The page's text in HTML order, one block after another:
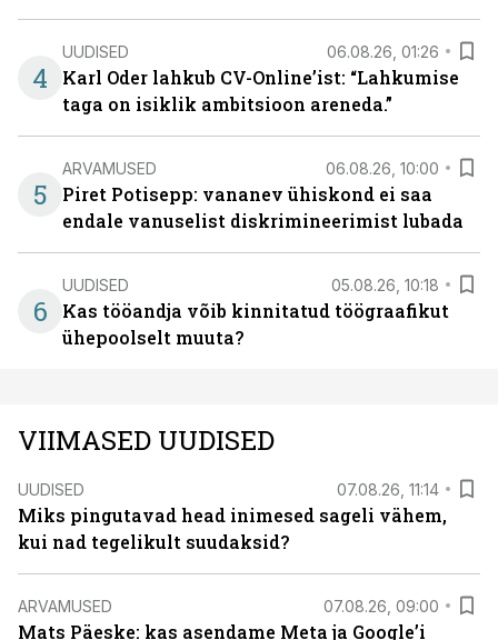
4
UUDISED 06.08.26, 01:26
Karl Oder lahkub CV-Online’ist: “Lahkumise
taga on isiklik ambitsioon areneda.”
5
ARVAMUSED 06.08.26, 10:00
Piret Potisepp: vananev ühiskond ei saa
endale vanuselist diskrimineerimist lubada
6
UUDISED 05.08.26, 10:18
Kas tööandja võib kinnitatud töögraafikut
ühepoolselt muuta?
VIIMASED UUDISED
UUDISED 07.08.26, 11:14
Miks pingutavad head inimesed sageli vähem,
kui nad tegelikult suudaksid?
ARVAMUSED 07.08.26, 09:00
Mats Päeske: kas asendame Meta ja Google’i